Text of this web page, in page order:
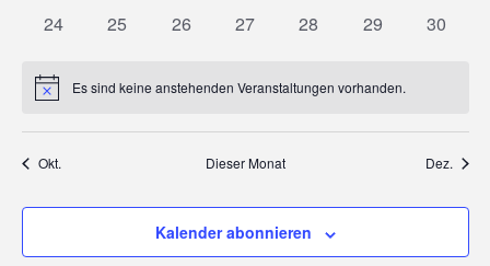
0
24
0
25
0
26
0
27
0
28
0
29
0
30
HinweisEs sind keine anstehenden Veranstaltungen vorhanden.
Okt. Dieser Monat Dez.
Kalender abonnieren